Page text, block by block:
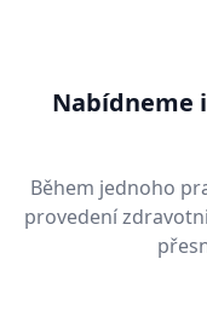
Nabídneme
Během jednoho
provedení